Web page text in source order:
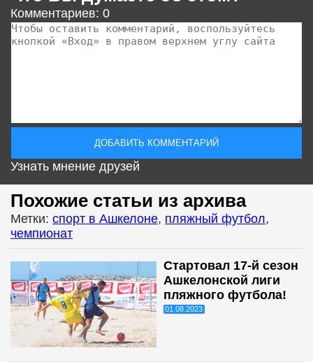
Комментариев: 0
Узнать мнение друзей
Похожие статьи из архива
Метки: спорт в Ашкелоне, пляжный футбол,
чемпионат
Стартовал 17-й сезон
Ашкелонской лиги
пляжного футбола!
01.08.2023